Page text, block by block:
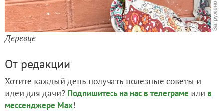
Деревце
От редакции
Хотите каждый день получать полезные советы и
идеи для дачи? Подпишитесь на нас в телеграме или в
мессенджере Max!